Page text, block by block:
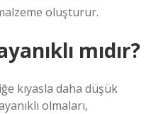
oluşturur.
mıdır?
kıyasla daha düşük
olmaları,